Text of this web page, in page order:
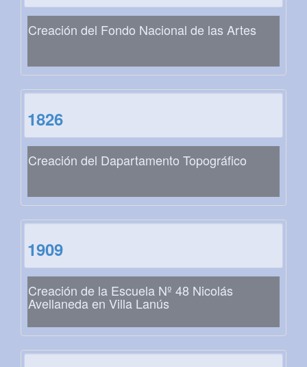
Creación del Fondo Nacional de las Artes
1826
Creación del Dapartamento Topográfico
1909
Creación de la Escuela Nº 48 Nicolás
Avellaneda en Villa Lanús